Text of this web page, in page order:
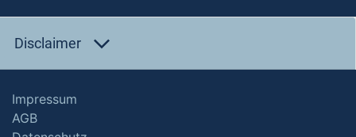
Disclaimer
Impressum
AGB